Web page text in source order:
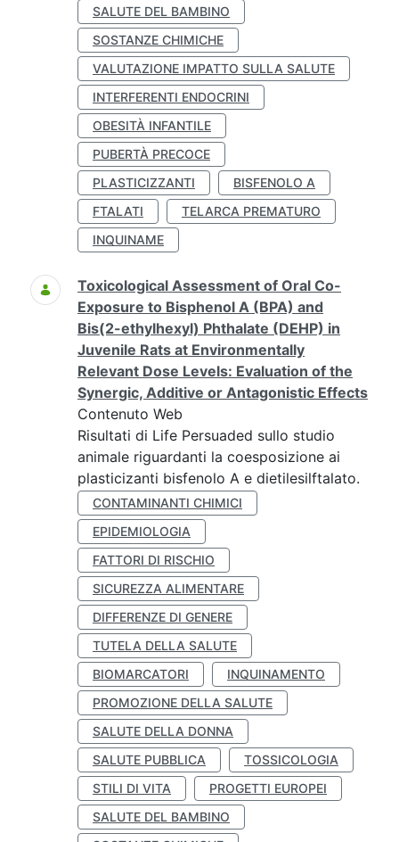
SALUTE DEL BAMBINO
SOSTANZE CHIMICHE
VALUTAZIONE IMPATTO SULLA SALUTE
INTERFERENTI ENDOCRINI
OBESITÀ INFANTILE
PUBERTÀ PRECOCE
PLASTICIZZANTI
BISFENOLO A
FTALATI
TELARCA PREMATURO
INQUINAME
Toxicological Assessment of Oral Co-
Exposure to Bisphenol A (BPA) and
Bis(2-ethylhexyl) Phthalate (DEHP) in
Juvenile Rats at Environmentally
Relevant Dose Levels: Evaluation of the
Synergic, Additive or Antagonistic Effects
Contenuto Web
Risultati di Life Persuaded sullo studio
animale riguardanti la coesposizione ai
plasticizanti bisfenolo A e dietilesilftalato.
CONTAMINANTI CHIMICI
EPIDEMIOLOGIA
FATTORI DI RISCHIO
SICUREZZA ALIMENTARE
DIFFERENZE DI GENERE
TUTELA DELLA SALUTE
BIOMARCATORI
INQUINAMENTO
PROMOZIONE DELLA SALUTE
SALUTE DELLA DONNA
SALUTE PUBBLICA
TOSSICOLOGIA
STILI DI VITA
PROGETTI EUROPEI
SALUTE DEL BAMBINO